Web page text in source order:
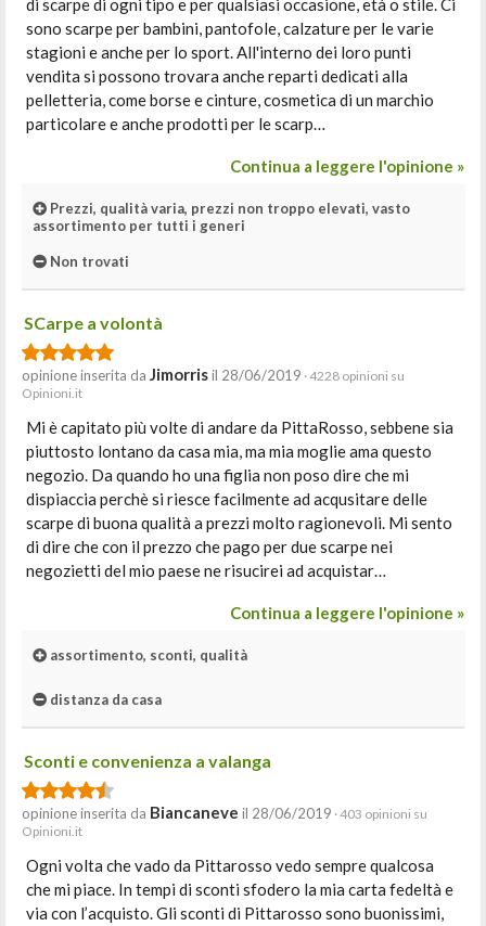
di scarpe di ogni tipo e per qualsiasi occasione, età o stile. Ci
sono scarpe per bambini, pantofole, calzature per le varie
stagioni e anche per lo sport. All'interno dei loro punti
vendita si possono trovara anche reparti dedicati alla
pelletteria, come borse e cinture, cosmetica di un marchio
particolare e anche prodotti per le scarp…
Continua a leggere l'opinione »
Prezzi, qualità varia, prezzi non troppo elevati, vasto
assortimento per tutti i generi
Non trovati
SCarpe a volontà
opinione inserita da Jimorrisil 28/06/2019 · 4228 opinioni su
Opinioni.it
Mi è capitato più volte di andare da PittaRosso, sebbene sia
piuttosto lontano da casa mia, ma mia moglie ama questo
negozio. Da quando ho una figlia non poso dire che mi
dispiaccia perchè si riesce facilmente ad acqusitare delle
scarpe di buona qualità a prezzi molto ragionevoli. Mi sento
di dire che con il prezzo che pago per due scarpe nei
negozietti del mio paese ne risucirei ad acquistar…
Continua a leggere l'opinione »
assortimento, sconti, qualità
distanza da casa
Sconti e convenienza a valanga
opinione inserita da Biancaneve il 28/06/2019 · 403 opinioni su
Opinioni.it
Ogni volta che vado da Pittarosso vedo sempre qualcosa
che mi piace. In tempi di sconti sfodero la mia carta fedeltà e
via con l’acquisto. Gli sconti di Pittarosso sono buonissimi,